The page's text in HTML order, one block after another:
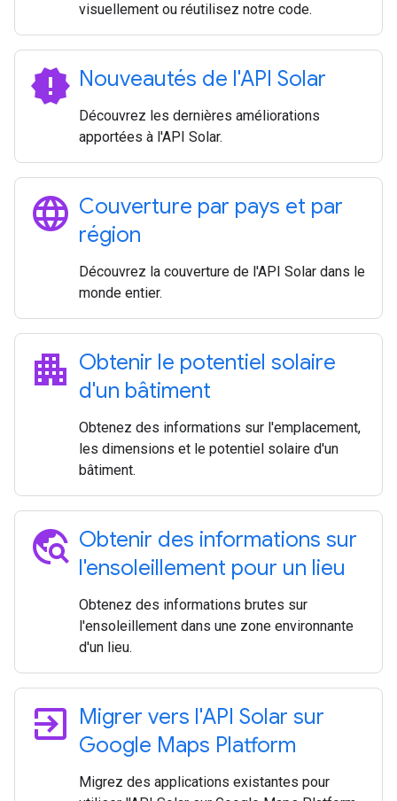
visuellement ou réutilisez notre code.
new_releases Nouveautés de l'API Solar
Découvrez les dernières améliorations
apportées à l'API Solar.
language Couverture par pays et par
région
Découvrez la couverture de l'API Solar dans le
monde entier.
apartment Obtenir le potentiel solaire
d'un bâtiment
Obtenez des informations sur l'emplacement,
les dimensions et le potentiel solaire d'un
bâtiment.
travel_explore Obtenir des informations sur
l'ensoleillement pour un lieu
Obtenez des informations brutes sur
l'ensoleillement dans une zone environnante
d'un lieu.
exit_to_app Migrer vers l'API Solar sur
Google Maps Platform
Migrez des applications existantes pour